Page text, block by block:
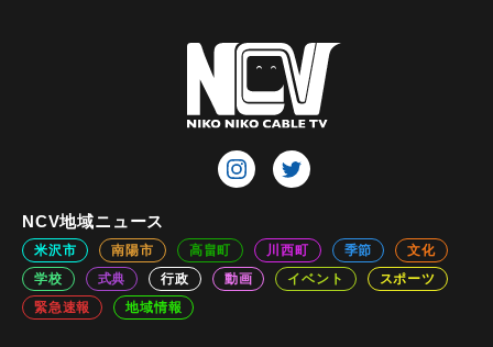
NCV地域ニュース
米沢市 南陽市 高畠町 川西町 季節
文化
学校
式典 行政 動画 イベント
スポーツ
緊急速報
地域情報